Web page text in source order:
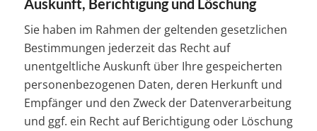
Sie haben im Rahmen der geltenden gesetzlichen
Bestimmungen jederzeit das Recht auf
unentgeltliche Auskunft über Ihre gespeicherten
personenbezogenen Daten, deren Herkunft und
Empfänger und den Zweck der Datenverarbeitung
und ggf. ein Recht auf Berichtigung oder Löschung